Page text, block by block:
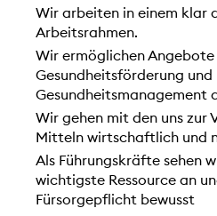
Wir arbeiten in einem klar
Arbeitsrahmen.
Wir ermöglichen
Gesundheitsförderung
Gesundheitsmanagement
Wir gehen mit den uns zur
Mitteln wirtschaftlich und
Als Führungskräfte sehen
wichtigste Ressource an
Fürsorgepflicht bewusst